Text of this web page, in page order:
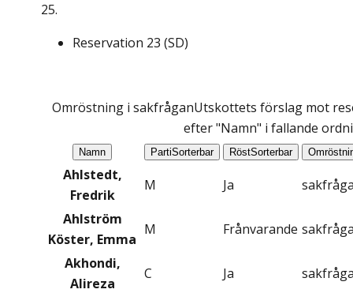
25.
Reservation 23 (SD)
Omröstning i sakfråganUtskottets förslag mot
efter "Namn" i fallande
Namn PartiSorterbar RöstSorterbar
Ahlstedt,
Fredrik
M Ja
Ahlström
Köster, Emma
M Frånvarande
Akhondi,
Alireza
C Ja